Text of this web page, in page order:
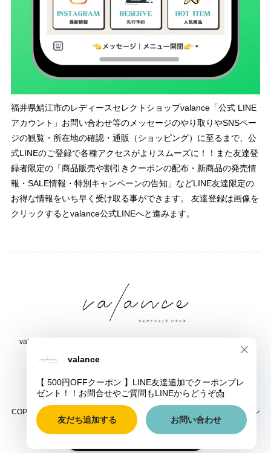
福井県鯖江市のレディースセレクトショップvalance「公式 LINE
アカウント」お問い合わせ等のメッセージのやり取りやSNSペー
ジの観覧・所在地の確認・通販（ショッピング）に至るまで、公
式LINEのご登録で各種アクセスがよりスムーズに！！また友達登
録者限定の「商品販売や割引きクーポンの配布・新商品の発売情
報・SALE情報・特別キャンペーンの告知」などLINE友達限定の
お得な情報をいち早く受け取る事ができます。 友達登録は画像を
クリックするとvalance公式LINEへと進みます。
valance 福井｜レディース セレクトショップ｜ファッション通販サイト
福井県鯖江市三六町1丁目1507
COPYRIGHT © valance 福井｜レディース セレクトショップ｜ファッション
通販サイト ALL RIGHTS RESERVED.